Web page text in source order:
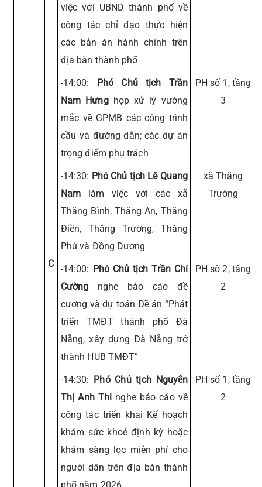
C
việc với UBND thành phố về
công tác chỉ đạo thực hiện
các bản án hành chính trên
địa bàn thành phố
-14:00: Phó Chủ tịch Trần
Nam Hưnghọp xử lý vướng
mắc về GPMB các công trình
cầu và đường dẫn; các dự án
trọng điểm phụ trách
PH số 1, tầng
3
-14:30: Phó Chủ tịch Lê Quang
Nam làm việc với các xã
Thăng Bình, Thăng An, Thăng
Điền, Thăng Trường, Thăng
Phú và Đồng Dương
xã Thăng
Trường
-14:00: Phó Chủ tịch Trần Chí
Cường nghe báo cáo đề
cương và dự toán Đề án “Phát
triển TMĐT thành phố Đà
Nẵng, xây dựng Đà Nẵng trở
thành HUB TMĐT”
PH số 2, tầng
2
-14:30: Phó Chủ tịch Nguyễn
Thị Anh Thi nghe báo cáo về
công tác triển khai Kế hoạch
khám sức khoẻ định kỳ hoặc
khám sàng lọc miễn phí cho
người dân trên địa bàn thành
PH số 1, tầng
2